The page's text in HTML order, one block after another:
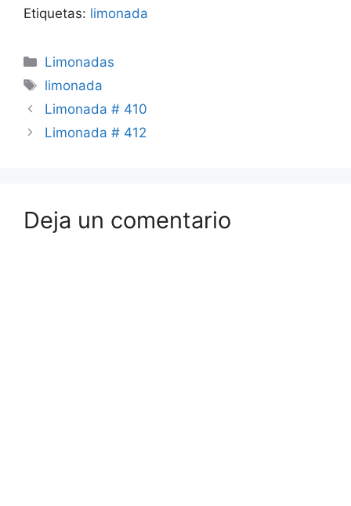
Etiquetas: limonada
Categorías
Limonadas
Etiquetas
limonada
Limonada # 410
Limonada # 412
Deja un comentario